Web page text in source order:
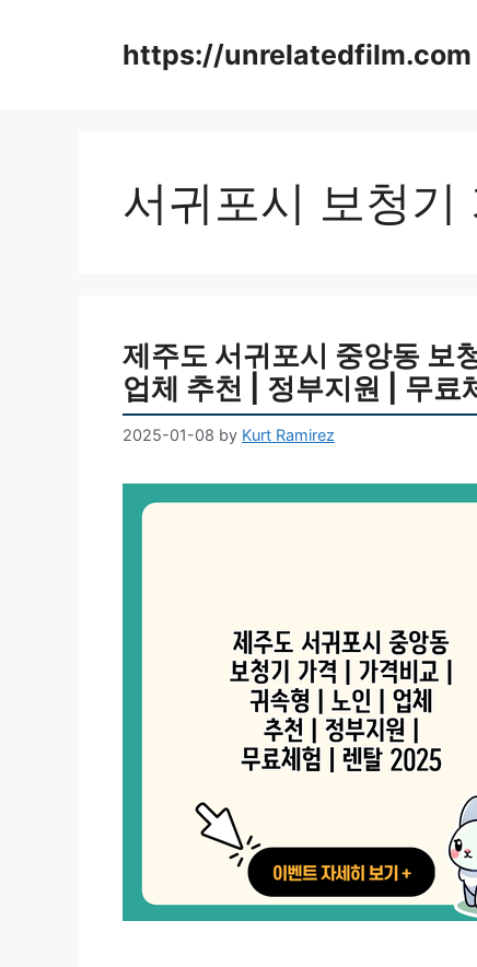
https://unrelatedfilm.com
서귀포시 보청기
제주도 서귀포시 중앙동 보
업체 추천 | 정부지원 | 무
2025-01-08 by Kurt Ramirez